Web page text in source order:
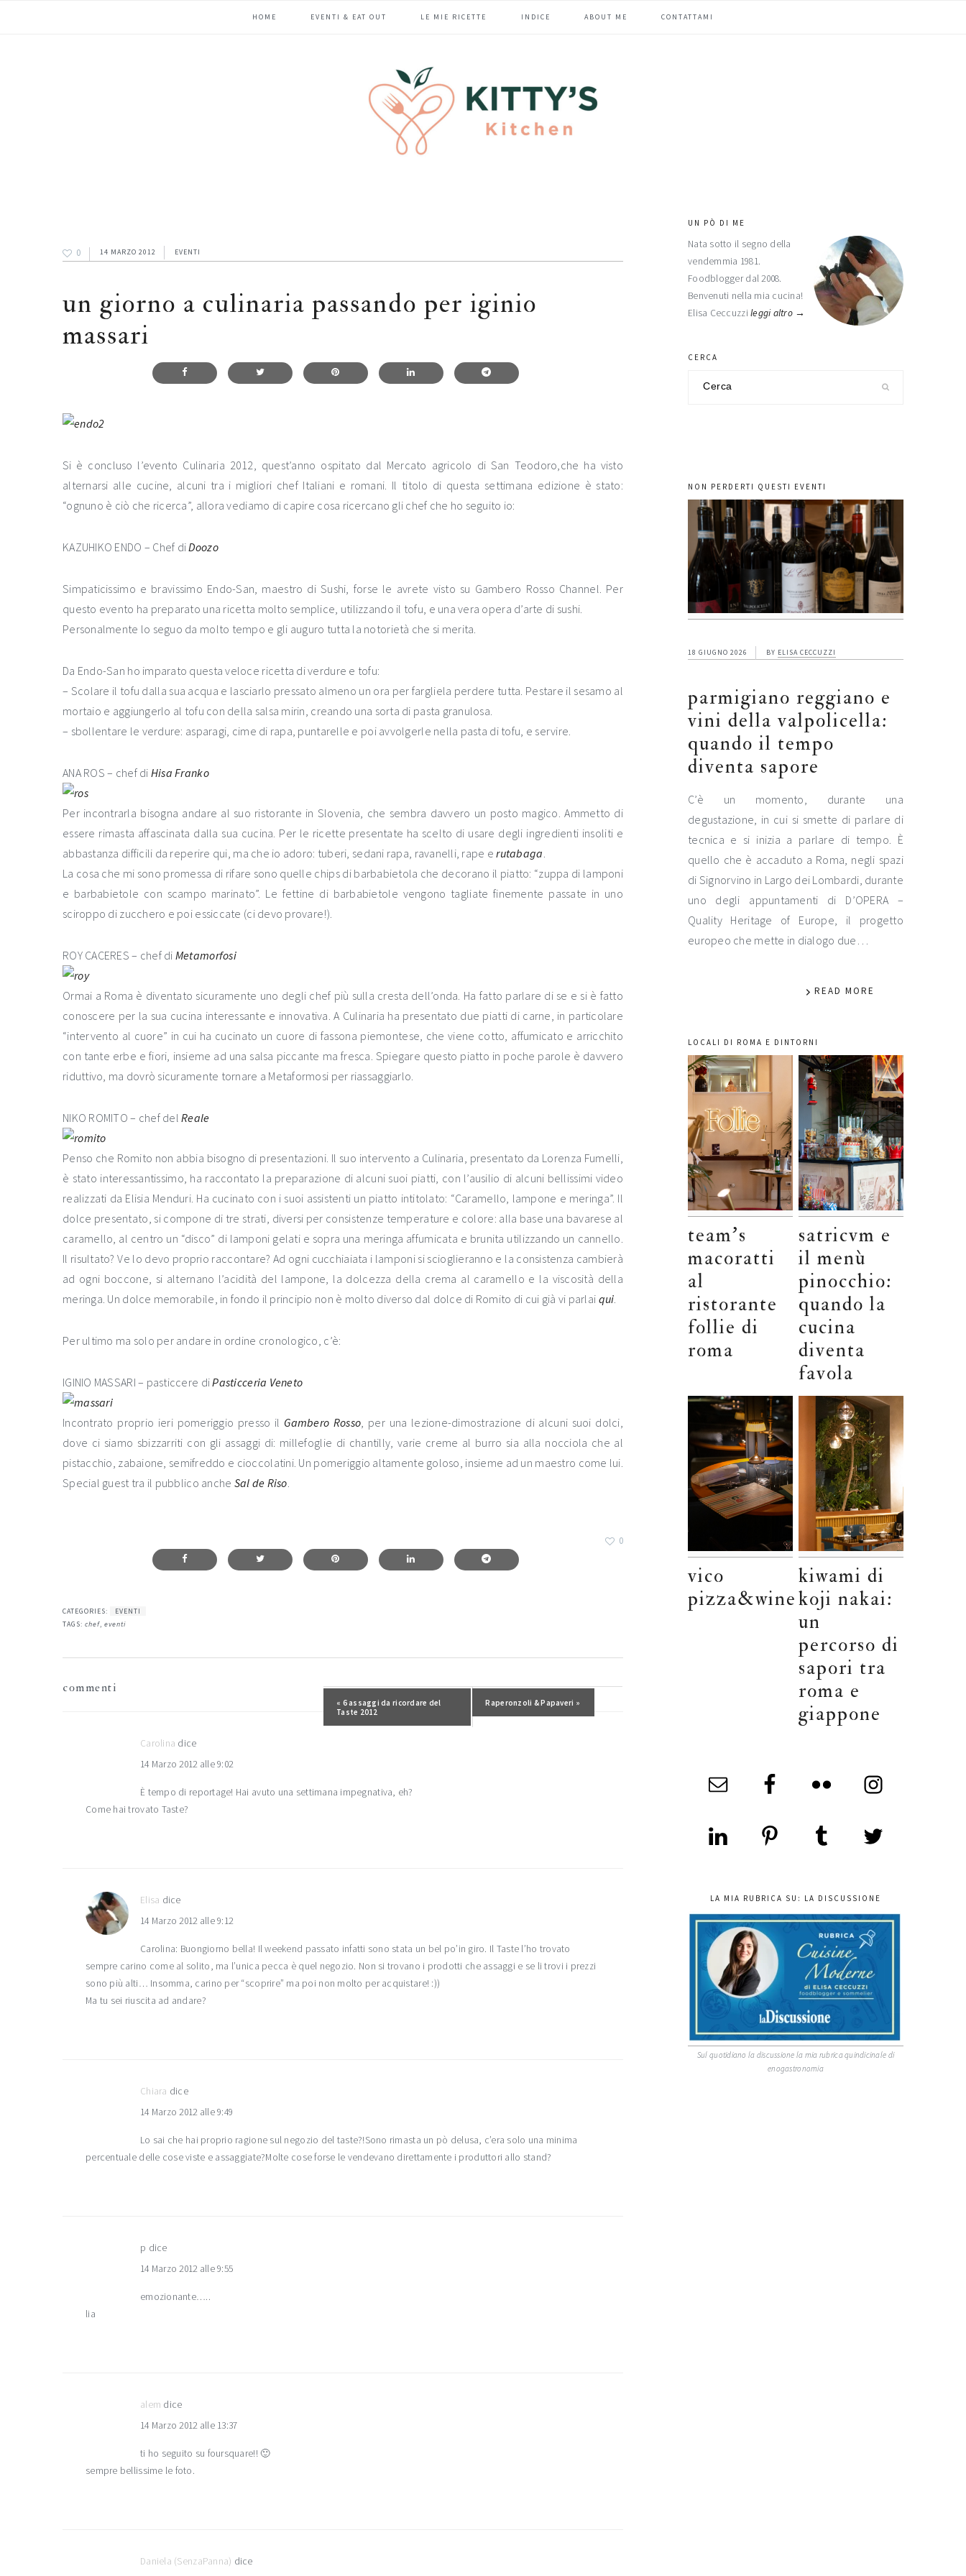
HOME EVENTI & EAT OUT LE MIE RICETTE INDICE ABOUT ME CONTATTAMI
0 14 MARZO 2012 EVENTI
un giorno a culinaria passando per iginio
massari
Si è concluso l’evento Culinaria 2012, quest’anno ospitato dal Mercato agricolo di San Teodoro,che ha visto
alternarsi alle cucine, alcuni tra i migliori chef Italiani e romani. Il titolo di questa settimana edizione è stato:
“ognuno è ciò che ricerca”, allora vediamo di capire cosa ricercano gli chef che ho seguito io:
KAZUHIKO ENDO – Chef diDoozo
Simpaticissimo e bravissimo Endo-San, maestro di Sushi, forse le avrete visto su Gambero Rosso Channel. Per
questo evento ha preparato una ricetta molto semplice, utilizzando il tofu, e una vera opera d’arte di sushi.
Personalmente lo seguo da molto tempo e gli auguro tutta la notorietà che si merita.
Da Endo-San ho imparato questa veloce ricetta di verdure e tofu:
– Scolare il tofu dalla sua acqua e lasciarlo pressato almeno un ora per fargliela perdere tutta. Pestare il sesamo al
mortaio e aggiungerlo al tofu con della salsa mirin, creando una sorta di pasta granulosa.
– sbollentare le verdure: asparagi, cime di rapa, puntarelle e poi avvolgerle nella pasta di tofu, e servire.
ANA ROS – chef di Hisa Franko
Per incontrarla bisogna andare al suo ristorante in Slovenia, che sembra davvero un posto magico. Ammetto di
essere rimasta affascinata dalla sua cucina. Per le ricette presentate ha scelto di usare degli ingredienti insoliti e
abbastanza difficili da reperire qui, ma che io adoro: tuberi, sedani rapa, ravanelli, rape erutabaga.
La cosa che mi sono promessa di rifare sono quelle chips di barbabietola che decorano il piatto: “zuppa di lamponi
e barbabietole con scampo marinato”. Le fettine di barbabietole vengono tagliate finemente passate in uno
sciroppo di zucchero e poi essiccate (ci devo provare!).
ROY CACERES – chef di Metamorfosi
Ormai a Roma è diventato sicuramente uno degli chef più sulla cresta dell’onda. Ha fatto parlare di se e si è fatto
conoscere per la sua cucina interessante e innovativa. A Culinaria ha presentato due piatti di carne, in particolare
“intervento al cuore” in cui ha cucinato un cuore di fassona piemontese, che viene cotto, affumicato e arricchito
con tante erbe e fiori, insieme ad una salsa piccante ma fresca. Spiegare questo piatto in poche parole è davvero
riduttivo, ma dovrò sicuramente tornare a Metaformosi per riassaggiarlo.
NIKO ROMITO – chef delReale
Penso che Romito non abbia bisogno di presentazioni. Il suo intervento a Culinaria, presentato da Lorenza Fumelli,
è stato interessantissimo, ha raccontato la preparazione di alcuni suoi piatti, con l’ausilio di alcuni bellissimi video
realizzati da Elisia Menduri. Ha cucinato con i suoi assistenti un piatto intitolato: “Caramello, lampone e meringa”. Il
dolce presentato, si compone di tre strati, diversi per consistenze temperature e colore: alla base una bavarese al
caramello, al centro un “disco” di lamponi gelati e sopra una meringa affumicata e brunita utilizzando un cannello.
Il risultato? Ve lo devo proprio raccontare? Ad ogni cucchiaiata i lamponi si scioglieranno e la consistenza cambierà
ad ogni boccone, si alternano l’acidità del lampone, la dolcezza della crema al caramello e la viscosità della
meringa. Un dolce memorabile, in fondo il principio non è molto diverso dal dolce di Romito di cui già vi parlai qui.
Per ultimo ma solo per andare in ordine cronologico, c’è:
IGINIO MASSARI – pasticcere diPasticceria Veneto
Incontrato proprio ieri pomeriggio presso il Gambero Rosso, per una lezione-dimostrazione di alcuni suoi dolci,
dove ci siamo sbizzarriti con gli assaggi di: millefoglie di chantilly, varie creme al burro sia alla nocciola che al
pistacchio, zabaione, semifreddo e cioccolatini. Un pomeriggio altamente goloso, insieme ad un maestro come lui.
Special guest tra il pubblico anche Sal de Riso.
0
CATEGORIES:
EVENTI
TAGS: chef, eventi
Post precedente:
« 6 assaggi da ricordare del
Taste 2012
Post successivo:
Raperonzoli & Papaveri »
del
commenti
Carolina dice
14 Marzo 2012 alle 9:02
È tempo di reportage! Hai avuto una settimana impegnativa, eh?
Come hai trovato Taste?
Elisa dice
14 Marzo 2012 alle 9:12
Carolina: Buongiorno bella! Il weekend passato infatti sono stata un bel po’in giro. Il Taste l’ho trovato
sempre carino come al solito, ma l’unica pecca è quel negozio. Non si trovano i prodotti che assaggi e se li trovi i prezzi
sono più alti… Insomma, carino per “scoprire” ma poi non molto per acquistare! :))
Ma tu sei riuscita ad andare?
Chiara dice
14 Marzo 2012 alle 9:49
Lo sai che hai proprio ragione sul negozio del taste?!Sono rimasta un pò delusa, c’era solo una minima
percentuale delle cose viste e assaggiate?Molte cose forse le vendevano direttamente i produttori allo stand?
p dice
14 Marzo 2012 alle 9:55
emozionante…..
lia
alem dice
14 Marzo 2012 alle 13:37
ti ho seguito su foursquare!! 🙂
sempre bellissime le foto.
Daniela (SenzaPanna) dice
barra
laterale
primaria
UN PÒ DI ME
Nata sotto il segno della
vendemmia 1981.
Foodblogger dal 2008.
Benvenuti nella mia cucina!
Elisa Ceccuzzileggi altro →
CERCA
NON PERDERTI QUESTI EVENTI
18 GIUGNO 2026 BY ELISA CECCUZZI
parmigiano reggiano e
vini della valpolicella:
quando il tempo
diventa sapore
C’è un momento, durante una
degustazione, in cui si smette di parlare di
tecnica e si inizia a parlare di tempo. È
quello che è accaduto a Roma, negli spazi
di Signorvino in Largo dei Lombardi, durante
uno degli appuntamenti di D’OPERA –
Quality Heritage of Europe, il progetto
europeo che mette in dialogo due…
READ MORE
LOCALI DI ROMA E DINTORNI
team’s
macoratti
al
ristorante
follie di
roma
satricvm e
il menù
pinocchio:
quando la
cucina
diventa
favola
vico
pizza&wine
kiwami di
koji nakai:
un
percorso di
sapori tra
roma e
giappone
LA MIA RUBRICA SU: LA DISCUSSIONE
Sul quotidiano la discussione la mia rubrica quindicinale di
enogastronomia